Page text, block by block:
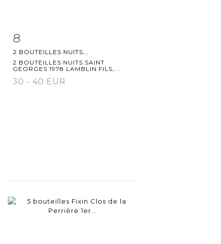
8
2 BOUTEILLES NUITS...
2 BOUTEILLES NUITS SAINT
GEORGES 1978 LAMBLIN FILS,...
30 - 40 EUR